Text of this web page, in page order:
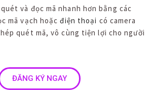
và đọc mã nhanh hơn bằng các
mã vạch hoặcđiện thoại có camera
quét mã, vô cùng tiện lợi cho người
ĐĂNG KÝ NGAY